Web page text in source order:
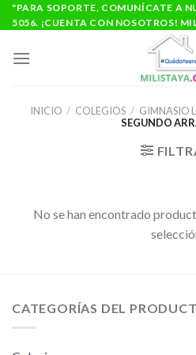
Saltar
al
"PARA SOPORTE, COMUNÍCATE A
5056. ¡CUENTA CON NOSOTROS!
INICIO / COLEGIOS / GIMNASIO
SEGUNDO
No se han encontrado
CATEGORÍAS DEL